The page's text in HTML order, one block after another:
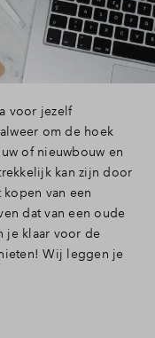
Inloggen
voor jezelf
om de hoek
of nieuwbouw en
kan zijn door
van een
dat van een oude
je klaar voor de
Wij leggen je